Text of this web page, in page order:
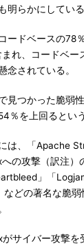
明らかにしている
ードベースの78
れ、コードベ
念されている。
見つかった脆弱
％を上回るという
は、「Apache
の攻撃（訳注）
」「
などの著名な脆
サイバー攻撃を